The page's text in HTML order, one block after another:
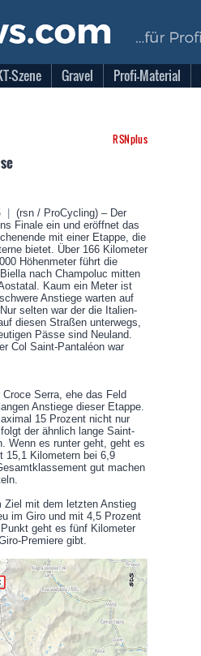
Szene Gravel Profi-Material
RSNplus
|
(rsn / ProCycling) – Der
Finale ein und eröffnet das
mit einer Etappe, die
bietet. Über 166 Kilometer
Höhenmeter führt die
nach Champoluc mitten
Kaum ein Meter ist
Anstiege warten auf
selten war der die Italien-
diesen Straßen unterwegs,
Pässe sind Neuland.
Col Saint-Pantaléon war
Serra, ehe das Feld
Anstiege dieser Etappe.
15 Prozent nicht nur
der ähnlich lange Saint-
Wenn es runter geht, geht es
15,1 Kilometern bei 6,9
gut machen
Ziel mit dem letzten Anstieg
im Giro und mit 4,5 Prozent
geht es fünf Kilometer
Premiere gibt.